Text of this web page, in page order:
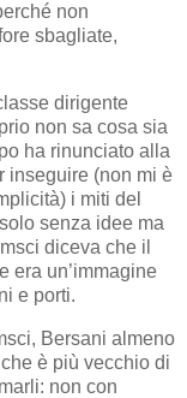
non
sbagliate,
dirigente
non sa cosa sia
ha rinunciato alla
inseguire (non mi è
i miti del
senza idee ma
diceva che il
era un’immagine
e porti.
Bersani almeno
è più vecchio di
non con